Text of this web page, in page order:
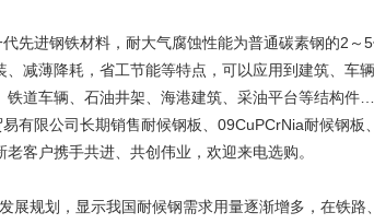
先进钢铁材料，耐大气腐蚀性能为普通碳素钢的2～
、减薄降耗，省工节能等特点，可以应用到建筑、车
铁道车辆、石油井架、海港建筑、采油平台等结构件
限公司长期销售耐候钢板、09CuPCrNia耐候钢板
客户携手共进、共创伟业，欢迎来电选购。
规划，显示我国耐候钢需求用量逐渐增多，在铁路